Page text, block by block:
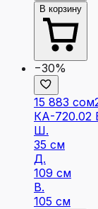
В корзину
−30%
15 883 сом
КА-720.02
Ш.
35 см
Д.
109 см
В.
105 см